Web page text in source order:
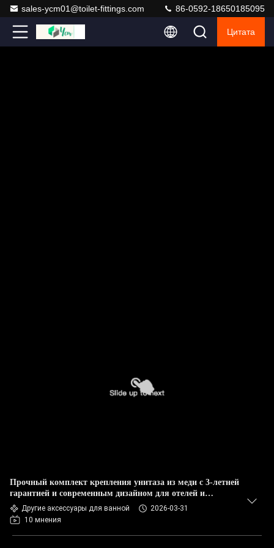
sales-ycm01@toilet-fittings.com 86-0592-18650185095
Цитата
Прочный комплект крепления унитаза из меди с 3-летней
гарантией и современным дизайном для отелей и
квартир
Другие аксессуары для ванной
2026-03-31
10 мнения